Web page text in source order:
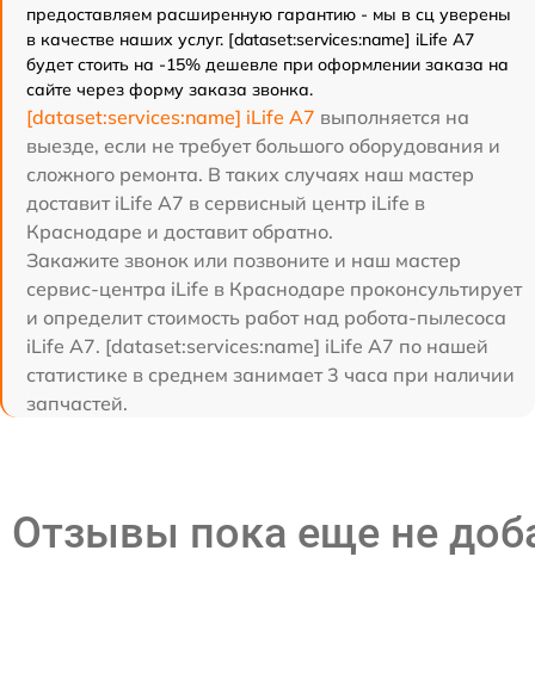
предоставляем расширенную гарантию - мы в сц уверены
в качестве наших услуг. [dataset:services:name] iLife A7
будет стоить на -15% дешевле при оформлении заказа на
сайте через форму заказа звонка.
[dataset:services:name] iLife A7 выполняется на
выезде, если не требует большого оборудования и
сложного ремонта. В таких случаях наш мастер
доставит iLife A7 в сервисный центр iLife в
Краснодаре и доставит обратно.
Закажите звонок или позвоните и наш мастер
сервис-центра iLife в Краснодаре проконсультирует
и определит стоимость работ над робота-пылесоса
iLife A7. [dataset:services:name] iLife A7 по нашей
статистике в среднем занимает 3 часа при наличии
запчастей.
Отзывы пока еще не